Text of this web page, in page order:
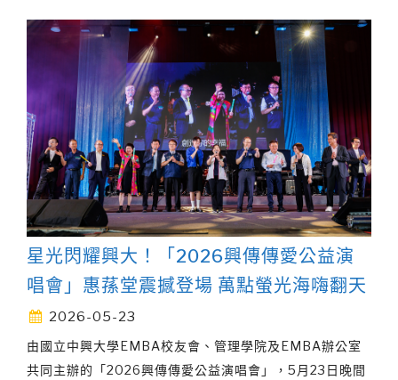
星光閃耀興大！「2026興傳傳愛公益演
唱會」惠蓀堂震撼登場 萬點螢光海嗨翻天
2026-05-23
由國立中興大學EMBA校友會、管理學院及EMBA辦公室
共同主辦的「2026興傳傳愛公益演唱會」，5月23日晚間